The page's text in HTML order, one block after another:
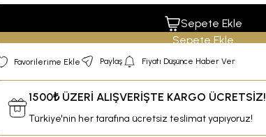
Sepete Ekle
Paylaş Fiyatı Düşünce Haber Ver
1500₺ ÜZERİ ALIŞVERİŞTE KARGO ÜCRETSİZ!
Türkiye'nin her tarafına ücretsiz teslimat yapıyoruz!